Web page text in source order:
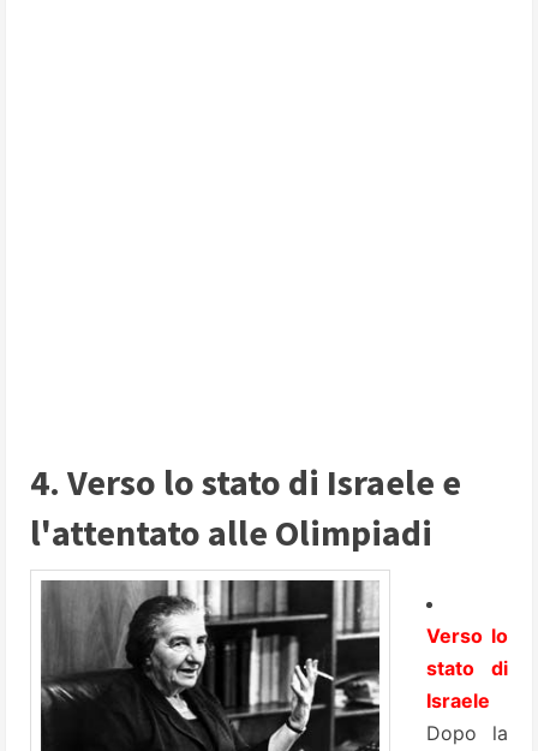
4. Verso lo stato di Israele e
l'attentato alle Olimpiadi
Verso lo
stato di
Israele
Dopo la